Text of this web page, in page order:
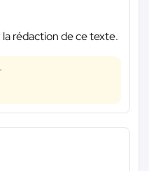
rédaction de ce texte.